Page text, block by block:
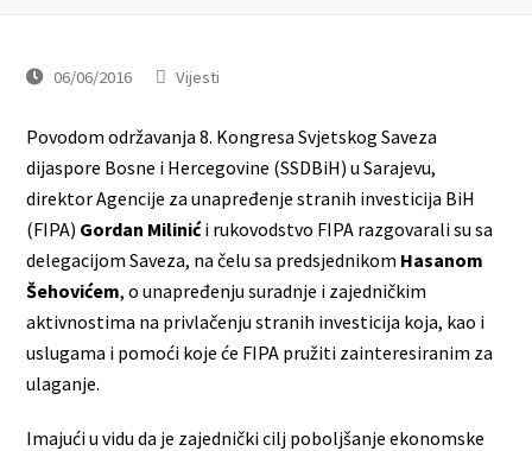
06/06/2016 Vijesti
Povodom održavanja 8. Kongresa Svjetskog Saveza
dijaspore Bosne i Hercegovine (SSDBiH) u Sarajevu,
direktor Agencije za unapređenje stranih investicija BiH
(FIPA) Gordan Milinići rukovodstvo FIPA razgovarali su sa
delegacijom Saveza, na čelu sa predsjednikom Hasanom
Šehovićem, o unapređenju suradnje i zajedničkim
aktivnostima na privlačenju stranih investicija koja, kao i
uslugama i pomoći koje će FIPA pružiti zainteresiranim za
ulaganje.
Imajući u vidu da je zajednički cilj poboljšanje ekonomske